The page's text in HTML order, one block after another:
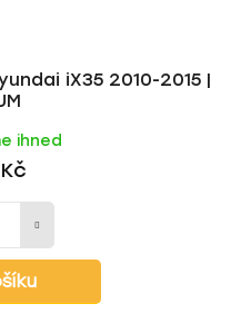
iX35 2010-2015 |
ihned